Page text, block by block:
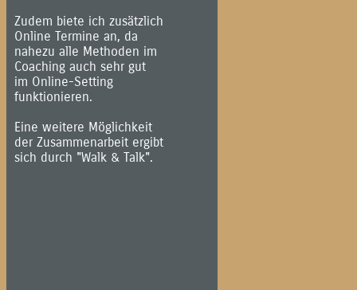
Zudem biete ich zusätzlich
Online Termine an, da
nahezu alle Methoden im
Coaching auch sehr gut
im Online-Setting
funktionieren.
Eine weitere Möglichkeit
der Zusammenarbeit ergibt
sich durch "Walk & Talk".